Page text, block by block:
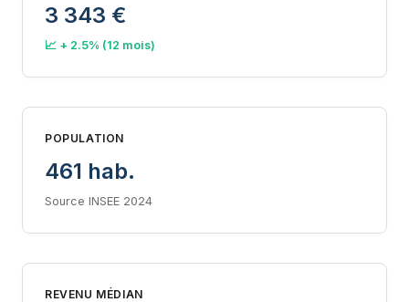
3 343 €
📈 + 2.5% (12 mois)
POPULATION
461 hab.
Source INSEE 2024
REVENU MÉDIAN